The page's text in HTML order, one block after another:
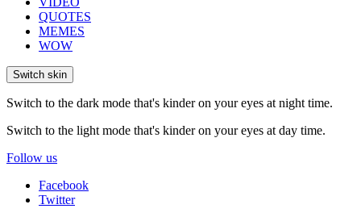
QUOTES
MEMES
WOW
Switch skin
Switch to the dark mode that's kinder on your eyes at night time.
Switch to the light mode that's kinder on your eyes at day time.
Follow us
Facebook
Twitter